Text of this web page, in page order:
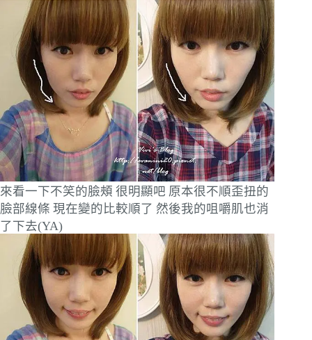
來看一下不笑的臉頰 很明顯吧 原本很不順歪扭的
臉部線條 現在變的比較順了 然後我的咀嚼肌也消
了下去(YA)